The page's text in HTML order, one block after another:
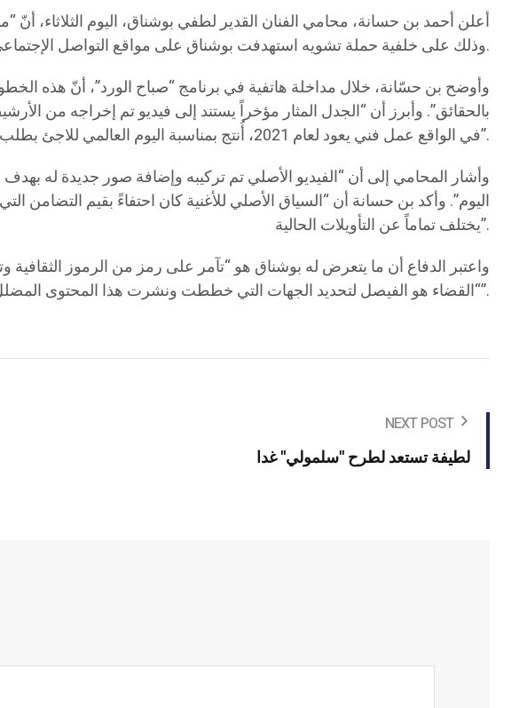
أعلن أحمد بن حسانة، محامي الفنان القدير لطفي بوشناق، اليوم
وذلك على خلفية حملة تشويه استهدفت بوشناق على مواقع التواصل الإجتماعي.
وأوضح بن حسّانة، خلال مداخلة هاتفية في برنامج “صباح الورد”، أنّ هذه
بالحقائق”. وأبرز أن “الجدل المثار مؤخراً يستند إلى فيديو تم إخراجه من
في الواقع عمل فني يعود لعام 2021، أُنتج بمناسبة اليوم العالمي للاجئ بطلب من المعهد العربي لحقوق الإنسان، وقدمه بوشناق مجاناً كعمل تطوعي إنساني”.
وأشار المحامي إلى أن “الفيديو الأصلي تم تركيبه وإضافة صور جديدة له
اليوم”. وأكد بن حسانة أن “السياق الأصلي للأغنية كان احتفاءً بقيم التضامن
يختلف تماماً عن التأويلات الحالية”.
واعتبر الدفاع أن ما يتعرض له بوشناق هو “تآمر على رمز من الرموز الثقافية
“القضاء هو الفيصل لتحديد الجهات التي خططت ونشرت هذا المحتوى المضلل للمسّ من سمعة الفنان القدير”.
NEXT POST
لطيفة تستعد لطرح "سلمولي" غدا